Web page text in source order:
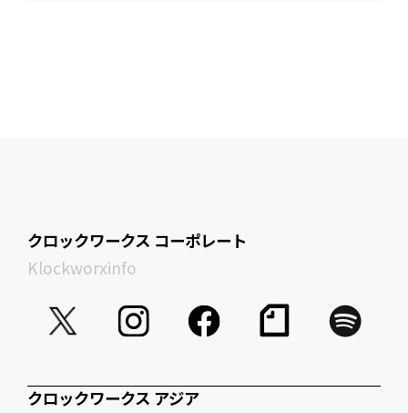
クロックワークス コーポレート
Klockworxinfo
クロックワークス アジア